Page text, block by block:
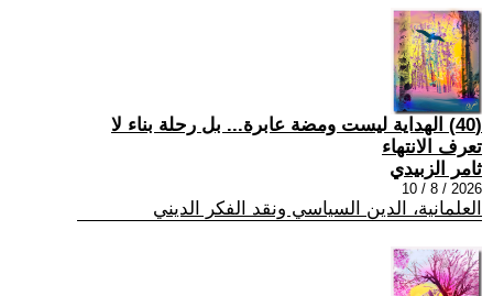
(40) الهداية ليست ومضة عابرة... بل رحلة بناء لا
تعرف الانتهاء
ثامر الزبيدي
2026 / 8 / 10
العلمانية، الدين السياسي ونقد الفكر الديني